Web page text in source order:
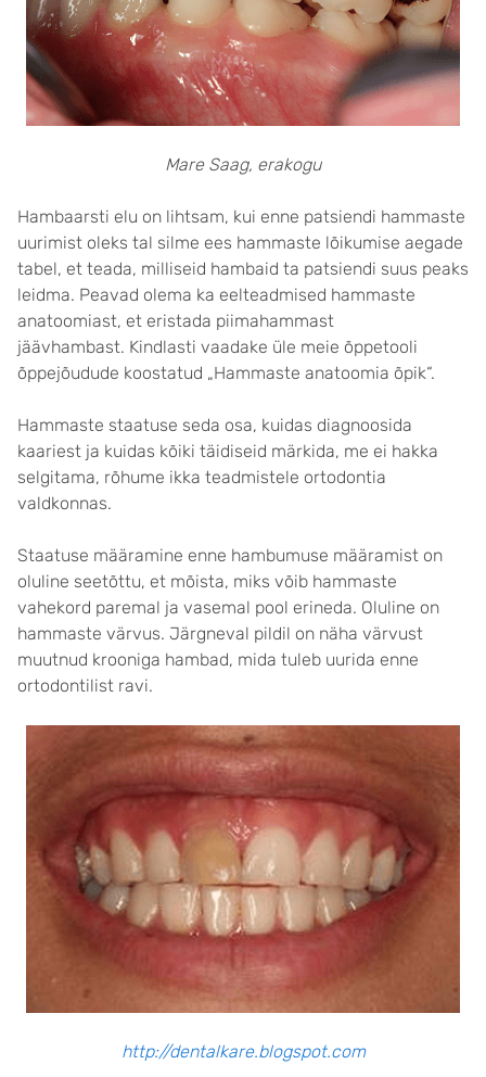
Mare Saag, erakogu
Hambaarsti elu on lihtsam, kui enne patsiendi hammaste
uurimist oleks tal silme ees hammaste lõikumise aegade
tabel, et teada, milliseid hambaid ta patsiendi suus peaks
leidma. Peavad olema ka eelteadmised hammaste
anatoomiast, et eristada piimahammast
jäävhambast. Kindlasti vaadake üle meie õppetooli
õppejõudude koostatud „Hammaste anatoomia õpik“.
Hammaste staatuse seda osa, kuidas diagnoosida
kaariest ja kuidas kõiki täidiseid märkida, me ei hakka
selgitama, rõhume ikka teadmistele ortodontia
valdkonnas.
Staatuse määramine enne hambumuse määramist on
oluline seetõttu, et mõista, miks võib hammaste
vahekord paremal ja vasemal pool erineda. Oluline on
hammaste värvus. Järgneval pildil on näha värvust
muutnud krooniga hambad, mida tuleb uurida enne
ortodontilist ravi.
http://dentalkare.blogspot.com